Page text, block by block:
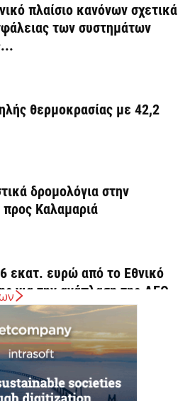
πλαίσιο κανόνων σχετικά
των συστημάτων
θερμοκρασίας με 42,2
δρομολόγια στην
Καλαμαριά
εκατ. ευρώ από το Εθνικό
για την ανάπλαση της ΔΕΘ
πληρωμή των δικαιούχων
Εστίας